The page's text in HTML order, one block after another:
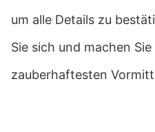
um alle Details zu
Sie sich und machen
zauberhaftesten